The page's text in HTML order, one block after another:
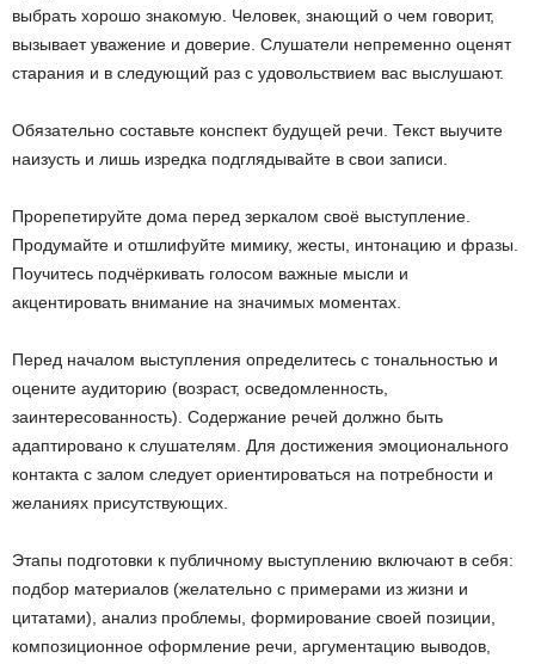
выбрать хорошо знакомую. Человек, знающий о чем говорит,
вызывает уважение и доверие. Слушатели непременно оценят
старания и в следующий раз с удовольствием вас выслушают.
Обязательно составьте конспект будущей речи. Текст выучите
наизусть и лишь изредка подглядывайте в свои записи.
Прорепетируйте дома перед зеркалом своё выступление.
Продумайте и отшлифуйте мимику, жесты, интонацию и фразы.
Поучитесь подчёркивать голосом важные мысли и
акцентировать внимание на значимых моментах.
Перед началом выступления определитесь с тональностью и
оцените аудиторию (возраст, осведомленность,
заинтересованность). Содержание речей должно быть
адаптировано к слушателям. Для достижения эмоционального
контакта с залом следует ориентироваться на потребности и
желаниях присутствующих.
Этапы подготовки к публичному выступлению включают в себя:
подбор материалов (желательно с примерами из жизни и
цитатами), анализ проблемы, формирование своей позиции,
композиционное оформление речи, аргументацию выводов,